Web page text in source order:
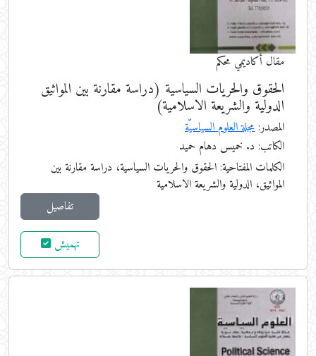
مقال أكاديمي محكم
الحقوق والحريات السياسية (دراسة مقارنة بين المواثيق
الدولية والشريعة الاسلامية)
المصدر:مجلة العلوم السياسيّة
الكاتب: د. خميس دهام حميد
الكلمات المفتاحية:الحقوق والحريات السياسية، دراسة مقارنة بين
المواثيق، الدولية والشريعة الاسلامية
تفاصيل
تهميش